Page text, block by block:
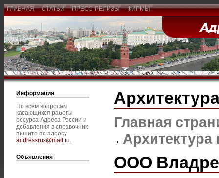
ГЛАВНАЯ СТАТЬИ ПРЕСС-РЕЛИЗЫ ФИРМЫ
Информация
По всем вопросам
касающихся работы
ресурса Адреса России и
добавления в справочник
пишите по адресу
addressrus@mail.ru.
Объявления
Главная
Архитектура
ООО